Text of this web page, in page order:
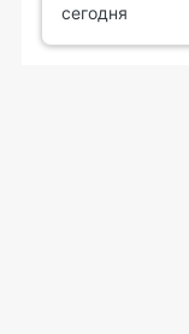
сегодня